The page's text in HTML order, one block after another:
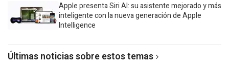
Apple presenta Siri AI: su asistente mejorado y más
inteligente con la nueva generación de Apple
Intelligence
Últimas noticias sobre estos temas